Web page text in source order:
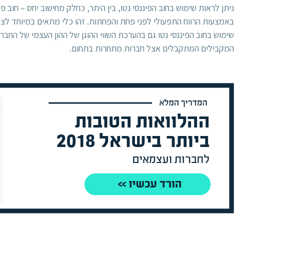
באמצעות הרווח התפעולי לפני פחת והפחתות. זהו כלי מתאים במיוחד
שימוש בחוב הפיננסי נטו גם בהערכת השווי ההוגן של ההון העצמי של
המקבילים המתקבלים אצל חברות מתחרות בתחום.